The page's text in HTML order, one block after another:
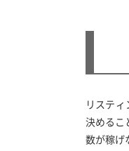
リステ
決めるこ
数が稼げ